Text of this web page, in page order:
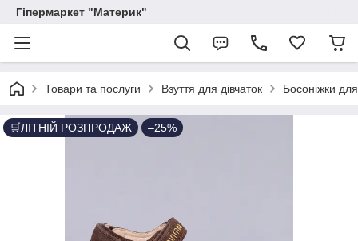
Гіпермаркет "Материк"
Товари та послуги Взуття для дівчаток Босоніжки для
🛒ЛІТНІЙ РОЗПРОДАЖ –25%